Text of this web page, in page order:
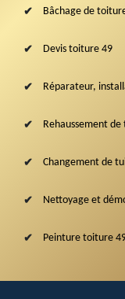
Bâchage de
Devis toiture 49
Réparateur,
Rehaussement
Changement de
Nettoyage et
Peinture toiture